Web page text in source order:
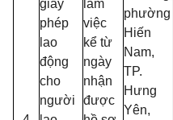
giấy
phép
lao
động
cho
người
làm
việc
kể từ
ngày
nhận
được
phường
Hiến
Nam,
TP.
Hưng
Yên,